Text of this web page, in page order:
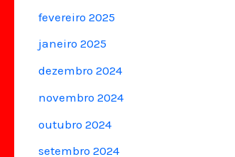
fevereiro 2025
janeiro 2025
dezembro 2024
novembro 2024
outubro 2024
setembro 2024